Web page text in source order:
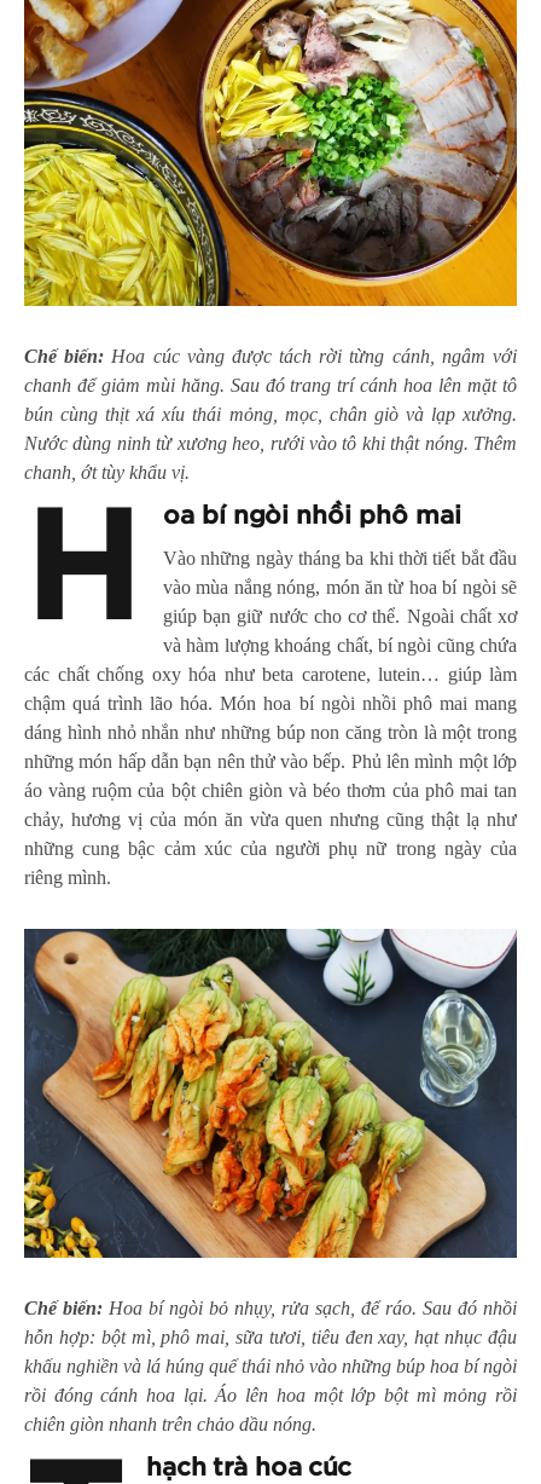
Chế biến: Hoa cúc vàng được tách rời từng cánh, ngâm với
chanh để giảm mùi hăng. Sau đó trang trí cánh hoa lên mặt tô
bún cùng thịt xá xíu thái mỏng, mọc, chân giò và lạp xưởng.
Nước dùng ninh từ xương heo, rưới vào tô khi thật nóng. Thêm
chanh, ớt tùy khẩu vị.
H oa bí ngòi nhồi phô mai
Vào những ngày tháng ba khi thời tiết bắt đầu
vào mùa nắng nóng, món ăn từ hoa bí ngòi sẽ
giúp bạn giữ nước cho cơ thể. Ngoài chất xơ
và hàm lượng khoáng chất, bí ngòi cũng chứa
các chất chống oxy hóa như beta carotene, lutein… giúp làm
chậm quá trình lão hóa. Món hoa bí ngòi nhồi phô mai mang
dáng hình nhỏ nhắn như những búp non căng tròn là một trong
những món hấp dẫn bạn nên thử vào bếp. Phủ lên mình một lớp
áo vàng ruộm của bột chiên giòn và béo thơm của phô mai tan
chảy, hương vị của món ăn vừa quen nhưng cũng thật lạ như
những cung bậc cảm xúc của người phụ nữ trong ngày của
riêng mình.
Chế biến: Hoa bí ngòi bỏ nhụy, rửa sạch, để ráo. Sau đó nhồi
hỗn hợp: bột mì, phô mai, sữa tươi, tiêu đen xay, hạt nhục đậu
khấu nghiền và lá húng quế thái nhỏ vào những búp hoa bí ngòi
rồi đóng cánh hoa lại. Áo lên hoa một lớp bột mì mỏng rồi
chiên giòn nhanh trên chảo dầu nóng.
hạch trà hoa cúc